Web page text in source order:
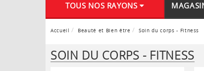
TOUS NOS RAYONS
Accueil Beauté et Bien être Soin du corps - Fitness
SOIN DU CORPS - FITNESS